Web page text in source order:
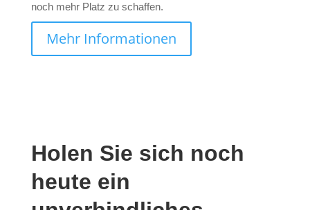
noch mehr Platz zu schaffen.
Mehr Informationen
Holen Sie sich noch
heute ein